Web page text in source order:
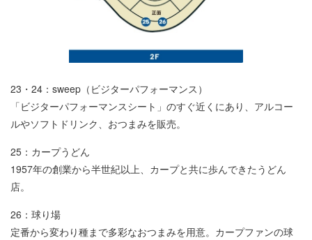
23・24：sweep（ビジターパフォーマンス）
「ビジターパフォーマンスシート」のすぐ近くにあり、アルコー
ルやソフトドリンク、おつまみを販売。
25：カープうどん
1957年の創業から半世紀以上、カープと共に歩んできたうどん
店。
26：球り場
定番から変わり種まで多彩なおつまみを用意。カープファンの球